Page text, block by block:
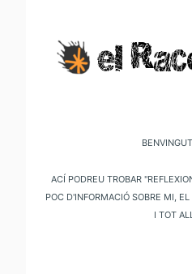
Ací podreu trobar
poc d'informació sobre mi,
i tot